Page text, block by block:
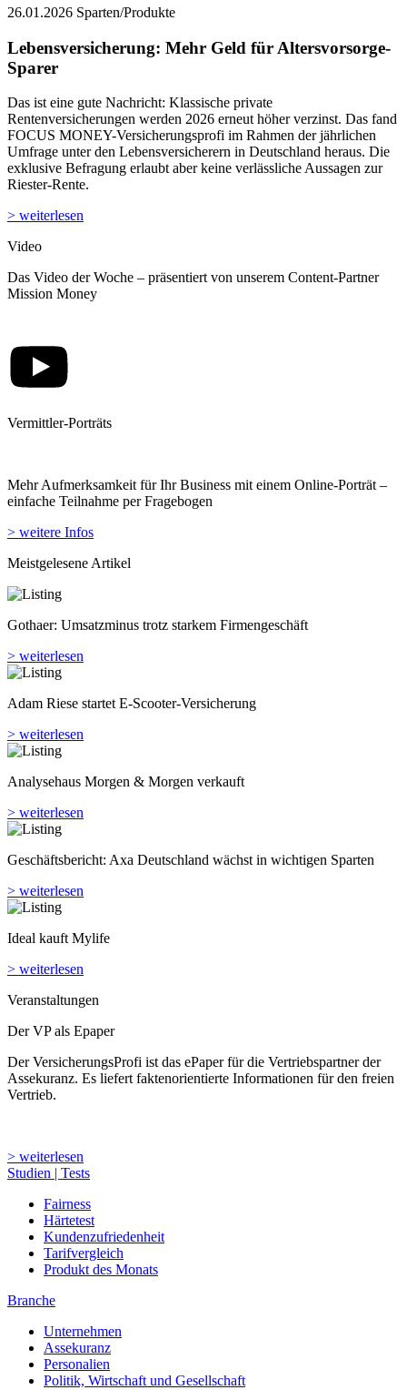
26.01.2026 Sparten/Produkte
Lebensversicherung: Mehr Geld für Altersvorsorge-
Sparer
Das ist eine gute Nachricht: Klassische private
Rentenversicherungen werden 2026 erneut höher verzinst. Das fand
FOCUS MONEY-Versicherungsprofi im Rahmen der jährlichen
Umfrage unter den Lebensversicherern in Deutschland heraus. Die
exklusive Befragung erlaubt aber keine verlässliche Aussagen zur
Riester-Rente.
> weiterlesen
Video
Das Video der Woche – präsentiert von unserem Content-Partner
Mission Money
Vermittler-Porträts
Mehr Aufmerksamkeit für Ihr Business mit einem Online-Porträt –
einfache Teilnahme per Fragebogen
> weitere Infos
Meistgelesene Artikel
Gothaer: Umsatzminus trotz starkem Firmengeschäft
> weiterlesen
Adam Riese startet E-Scooter-Versicherung
> weiterlesen
Analyse­haus Morgen & Morgen verkauft
> weiterlesen
Geschäftsbericht: Axa Deutschland wächst in wichtigen Sparten
> weiterlesen
Ideal kauft Mylife
> weiterlesen
Veranstaltungen
Der VP als Epaper
Der VersicherungsProfi ist das ePaper für die Vertriebspartner der
Assekuranz. Es liefert faktenorientierte Informationen für den freien
Vertrieb.
> weiterlesen
Studien | Tests
Fairness
Härtetest
Kundenzufriedenheit
Tarifvergleich
Produkt des Monats
Branche
Unternehmen
Assekuranz
Personalien
Politik, Wirtschaft und Gesellschaft